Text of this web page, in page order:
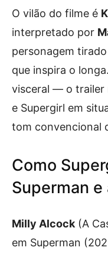
O vilão do filme é
interpretado por
personagem
que inspira o
visceral — o trailer
e Supergirl em
tom convencional
Como
Superman e
Milly Alcock (A
em Superman